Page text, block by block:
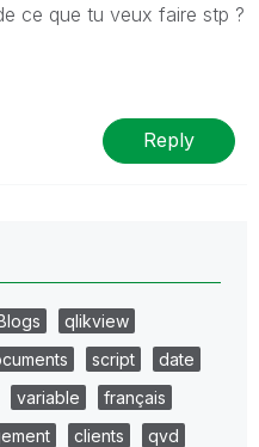
ce que tu veux faire stp ?
Reply
qlikview
script
date
variable
français
clients
qvd